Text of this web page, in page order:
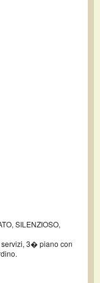
SILENZIOSO,
3� piano con